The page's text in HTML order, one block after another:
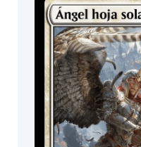
Khamseh
Filip
Burburan
Flavio
Girón
Florian de
Gesincourt
Franz
Vohwinkel